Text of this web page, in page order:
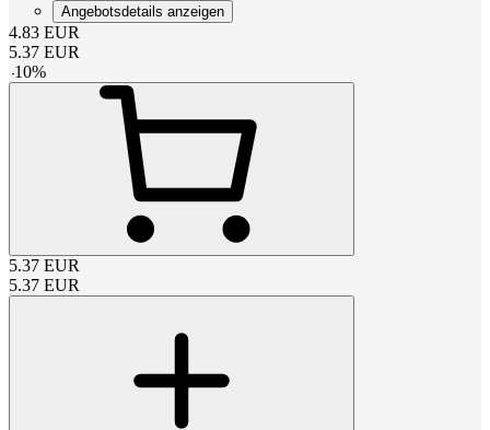
Angebotsdetails anzeigen
4.83 EUR
5.37 EUR
-10%
5.37 EUR
5.37 EUR